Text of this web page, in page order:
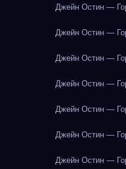
Джейн Остин —
Джейн Остин —
Джейн Остин —
Джейн Остин —
Джейн Остин —
Джейн Остин —
Джейн Остин —